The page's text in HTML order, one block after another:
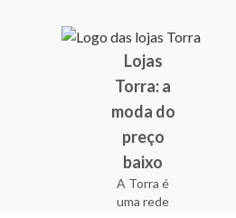
Lojas
Torra: a
moda do
preço
baixo
A Torra é
uma rede